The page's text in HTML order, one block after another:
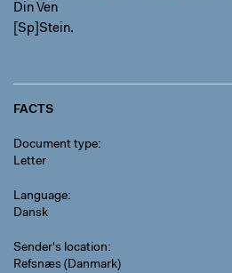
Din Ven
[Sp]Stein.
FACTS
Document type
Letter
Language
Dansk
Sender's location
Refsnæs (Danmark)